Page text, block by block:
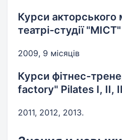
Курси акторського
театрі-студії "МІСТ"
2009, 9 місяців
Курси фітнес-
factory" Pilates I, II,
2011, 2012, 2013.